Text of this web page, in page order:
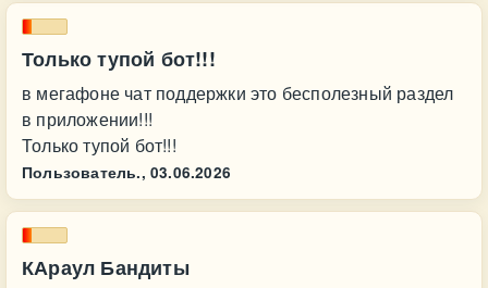
Только тупой бот!!!
в мегафоне чат поддержки это бесполезный раздел
в приложении!!!
Только тупой бот!!!
Пользователь., 03.06.2026
КАраул Бандиты